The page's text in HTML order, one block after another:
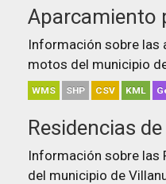
Aparcamiento
Información sobre las
motos del municipio
WMS SHP CSV KML
Residencias
Información sobre las
del municipio de